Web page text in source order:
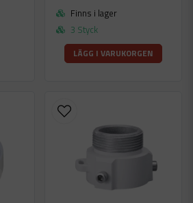
Finns i lager
3 Styck
LÄGG I VARUKORGEN